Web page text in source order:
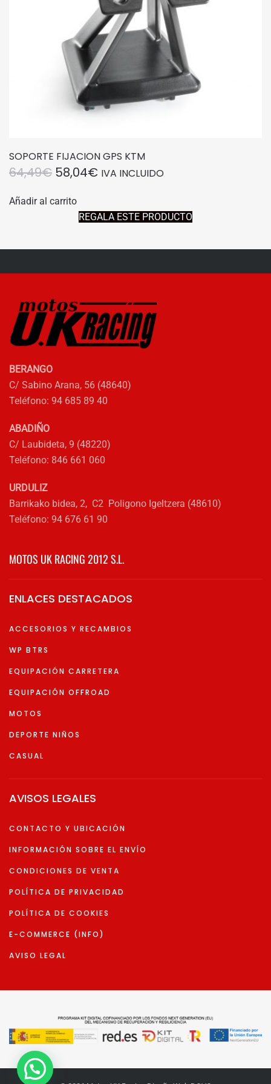
SOPORTE FIJACION GPS KTM
64,49€ EL
ORIGINAL
58,04€EL
ACTUAL
ES:
IVA INCLUIDO
Añadir al carrito
REGALA ESTE PRODUCTO
BERANGO
C/ Sabino Arana, 56 (48640)
Teléfono: 94 685 89 40
ABADIÑO
C/ Laubideta, 9 (48220)
Teléfono: 846 661 060
URDULIZ
Barrikako bidea, 2, C2 Poligono Igeltzera (48610)
Teléfono: 94 676 61 90
MOTOS UK RACING 2012 S.L.
ENLACES DESTACADOS
ACCESORIOS Y RECAMBIOS
WP BTRS
EQUIPACIÓN CARRETERA
EQUIPACIÓN OFFROAD
MOTOS
DEPORTE NIÑOS
CASUAL
AVISOS LEGALES
CONTACTO Y UBICACIÓN
INFORMACIÓN SOBRE EL ENVÍO
CONDICIONES DE VENTA
POLÍTICA DE PRIVACIDAD
POLÍTICA DE COOKIES
E-COMMERCE (INFO)
AVISO LEGAL